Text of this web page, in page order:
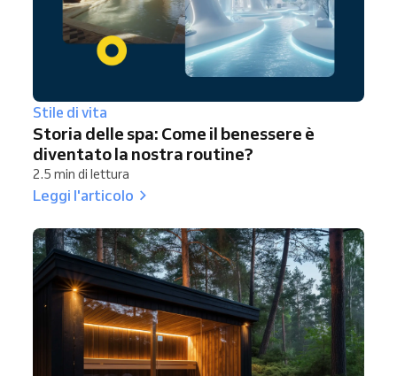
Stile di vita
Storia delle spa: Come il benessere è
diventato la nostra routine?
2.5 min di lettura
Leggi l'articolo